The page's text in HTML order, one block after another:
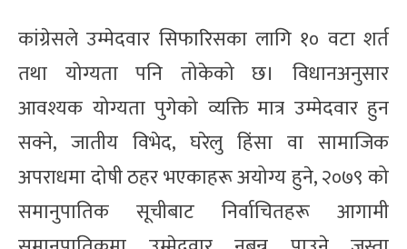
कांग्रेसले उम्मेदवार सिफारिसका लागि १० वटा शर्त
तथा योग्यता पनि तोकेको छ। विधानअनुसार
आवश्यक योग्यता पुगेको व्यक्ति मात्र उम्मेदवार हुन
सक्ने, जातीय विभेद, घरेलु हिंसा वा सामाजिक
अपराधमा दोषी ठहर भएकाहरू अयोग्य हुने, २०७९ को
समानुपातिक सूचीबाट निर्वाचितहरू आगामी